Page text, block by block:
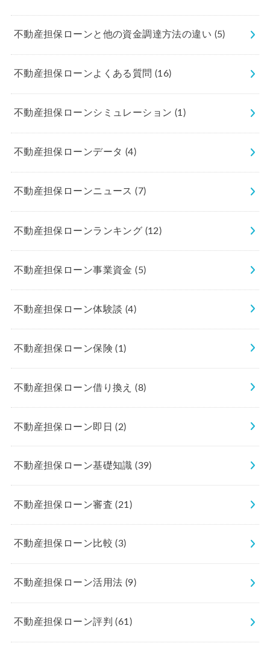
不動産担保ローンと他の資金調達方法の違い (5)
不動産担保ローンよくある質問(16)
不動産担保ローンシミュレーション (1)
不動産担保ローンデータ (4)
不動産担保ローンニュース(7)
不動産担保ローンランキング (12)
不動産担保ローン事業資金(5)
不動産担保ローン体験談 (4)
不動産担保ローン保険(1)
不動産担保ローン借り換え(8)
不動産担保ローン即日(2)
不動産担保ローン基礎知識(39)
不動産担保ローン審査(21)
不動産担保ローン比較(3)
不動産担保ローン活用法 (9)
不動産担保ローン評判(61)